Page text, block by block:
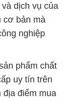
dịch vụ của
cơ bản mà
nghiệp
phẩm chất
uy tín trên
điểm mua